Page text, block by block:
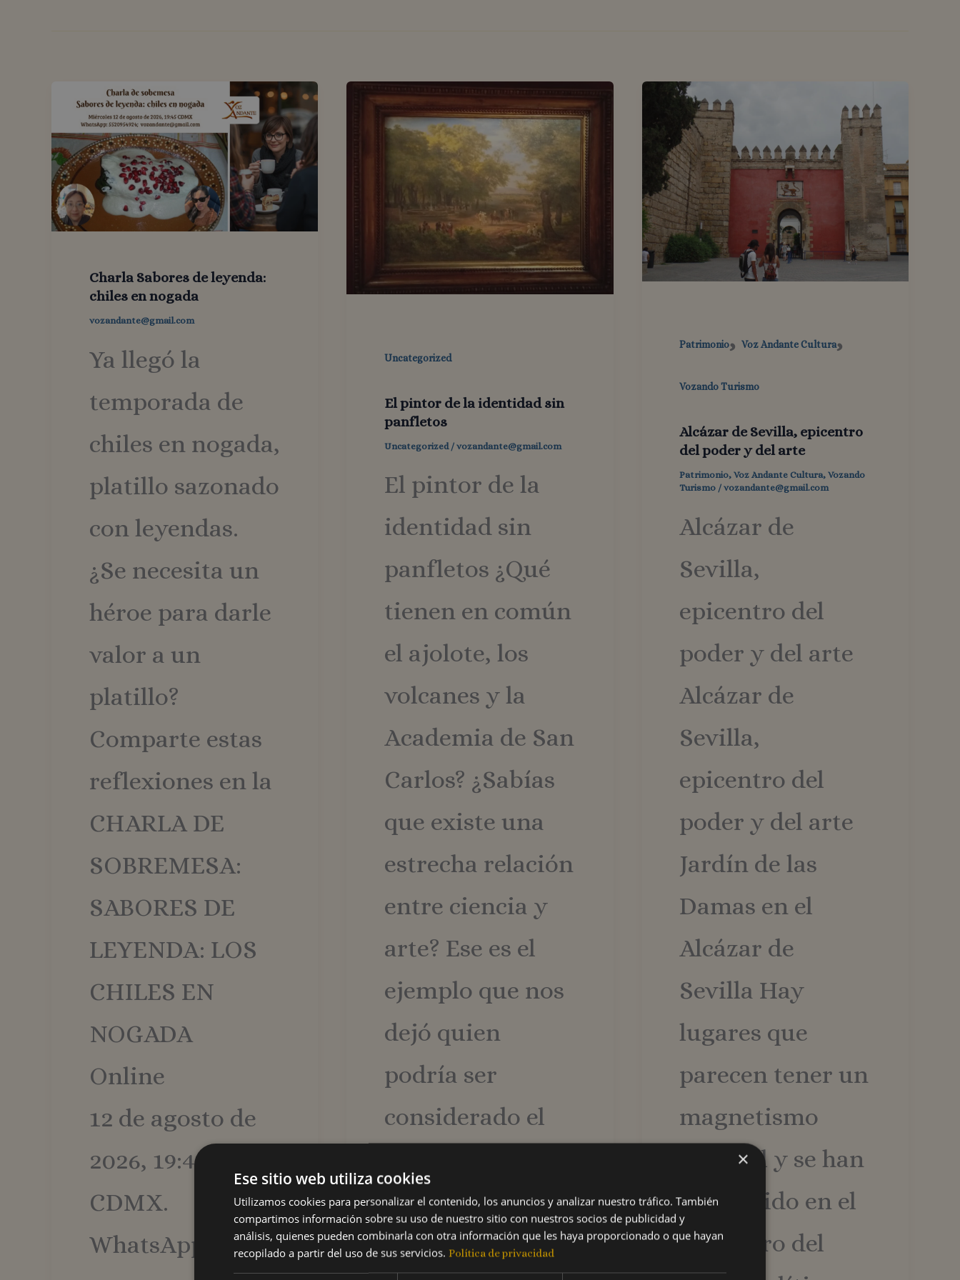
Charla Sabores de leyenda:
chiles en nogada
vozandante@gmail.com
Ya llegó la
temporada de
chiles en nogada,
platillo sazonado
con leyendas.
¿Se necesita un
héroe para darle
valor a un
platillo?
Comparte estas
reflexiones en la
CHARLA DE
SOBREMESA:
SABORES DE
LEYENDA: LOS
CHILES EN
NOGADA
Online
12 de agosto de
2026, 19:45 h
CDMX.
WhatsApp.
Uncategorized
El pintor de la identidad sin
panfletos
Uncategorized/ vozandante@gmail.com
El pintor de la
identidad sin
panfletos ¿Qué
tienen en común
el ajolote, los
volcanes y la
Academia de San
Carlos? ¿Sabías
que existe una
estrecha relación
entre ciencia y
arte? Ese es el
ejemplo que nos
dejó quien
podría ser
considerado el
importante
entre los
Patrimonio,Voz Andante Cultura,
Vozando Turismo
Alcázar de Sevilla, epicentro
del poder y del arte
Patrimonio,Voz Andante Cultura,Vozando
Turismo /vozandante@gmail.com
Alcázar de
Sevilla,
epicentro del
poder y del arte
Alcázar de
Sevilla,
epicentro del
poder y del arte
Jardín de las
Damas en el
Alcázar de
Sevilla Hay
lugares que
parecen tener un
magnetismo
especial y se han
convertido en el
epicentro del
×
Ese sitio web utiliza cookies
Utilizamos cookies para personalizar el contenido, los anuncios y analizar nuestro tráfico. También
compartimos información sobre su uso de nuestro sitio con nuestros socios de publicidad y
análisis, quienes pueden combinarla con otra información que les haya proporcionado o que hayan
recopilado a partir del uso de sus servicios. Política de privacidad